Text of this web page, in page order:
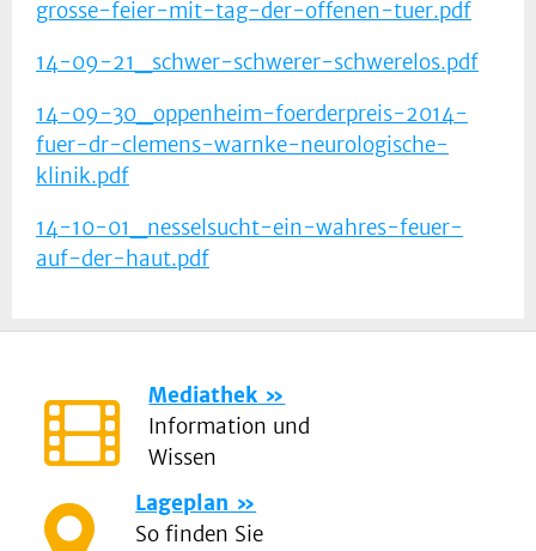
grosse-feier-mit-tag-der-offenen-tuer.pdf
14-09-21_schwer-schwerer-schwerelos.pdf
14-09-30_oppenheim-foerderpreis-2014-
fuer-dr-clemens-warnke-neurologische-
klinik.pdf
14-10-01_nesselsucht-ein-wahres-feuer-
auf-der-haut.pdf
Mediathek
Information und
Wissen
Lageplan
So finden Sie